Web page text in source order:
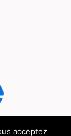
acceptez